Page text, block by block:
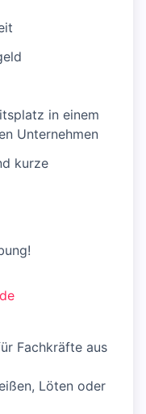
in einem
Unternehmen
kurze
Fachkräfte aus
Löten oder